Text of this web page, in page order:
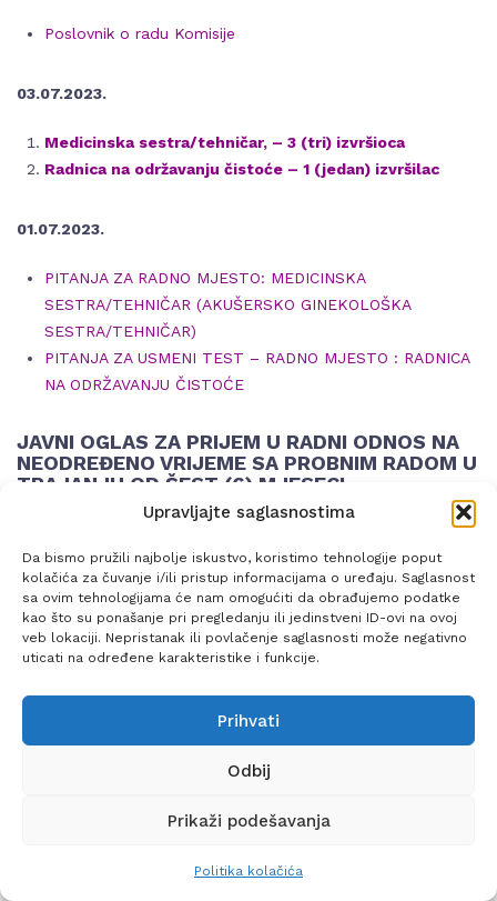
Upravljajte saglasnostima
Da bismo pružili najbolje iskustvo, koristimo tehnologije poput
kolačića za čuvanje i/ili pristup informacijama o uređaju. Saglasnost
sa ovim tehnologijama će nam omogućiti da obrađujemo podatke
kao što su ponašanje pri pregledanju ili jedinstveni ID-ovi na ovoj
veb lokaciji. Nepristanak ili povlačenje saglasnosti može negativno
uticati na određene karakteristike i funkcije.
Prihvati
Odbij
Prikaži podešavanja
Politika kolačića
Poslovnik o radu Komisije
03.07.2023.
Medicinska sestra/tehničar, – 3 (tri) izvršioca
Radnica na održavanju čistoće – 1 (jedan) izvršilac
01.07.2023.
PITANJA ZA RADNO MJESTO: MEDICINSKA
SESTRA/TEHNIČAR (AKUŠERSKO GINEKOLOŠKA
SESTRA/TEHNIČAR)
PITANJA ZA USMENI TEST – RADNO MJESTO : RADNICA
NA ODRŽAVANJU ČISTOĆE
JAVNI OGLAS ZA PRIJEM U RADNI ODNOS NA
NEODREĐENO VRIJEME SA PROBNIM RADOM U
TRAJANJU OD ŠEST (6) MJESECI
LISTA USPJEŠNIH KANDIDATA
05.06.2023.
SPISAK KANDIDATA KOJI NISU ISPUNILI FORMALNO-
TERMIN POLAGANJA PISMENOG ISPITA